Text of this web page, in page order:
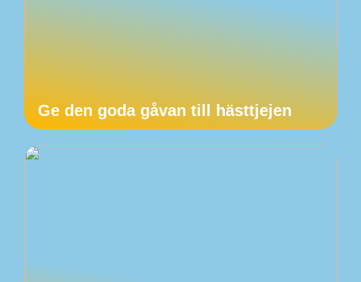
Ge den goda gåvan till hästtjejen